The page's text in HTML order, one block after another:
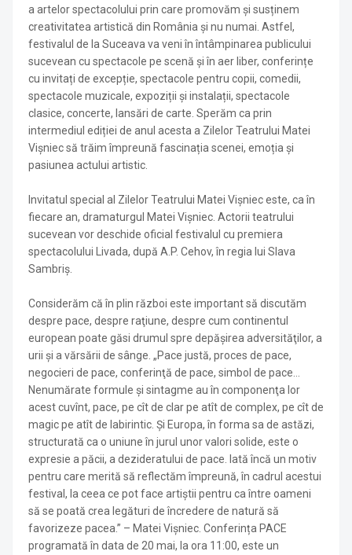
a artelor spectacolului prin care promovăm și susținem
creativitatea artistică din România și nu numai. Astfel,
festivalul de la Suceava va veni în întâmpinarea publicului
sucevean cu spectacole pe scenă și în aer liber, conferințe
cu invitați de excepție, spectacole pentru copii, comedii,
spectacole muzicale, expoziții și instalații, spectacole
clasice, concerte, lansări de carte. Sperăm ca prin
intermediul ediției de anul acesta a Zilelor Teatrului Matei
Vișniec să trăim împreună fascinația scenei, emoția și
pasiunea actului artistic.
Invitatul special al Zilelor Teatrului Matei Vișniec este, ca în
fiecare an, dramaturgul Matei Vișniec. Actorii teatrului
sucevean vor deschide oficial festivalul cu premiera
spectacolului Livada, după A.P. Cehov, în regia lui Slava
Sambriș.
Considerăm că în plin război este important să discutăm
despre pace, despre raţiune, despre cum continentul
european poate găsi drumul spre depăşirea adversităţilor, a
urii şi a vărsării de sânge. „Pace justă, proces de pace,
negocieri de pace, conferinţă de pace, simbol de pace…
Nenumărate formule şi sintagme au în componenţa lor
acest cuvînt, pace, pe cît de clar pe atît de complex, pe cît de
magic pe atît de labirintic. Şi Europa, în forma sa de astăzi,
structurată ca o uniune în jurul unor valori solide, este o
expresie a păcii, a dezideratului de pace. Iată încă un motiv
pentru care merită să reflectăm împreună, în cadrul acestui
festival, la ceea ce pot face artiştii pentru ca între oameni
să se poată crea legături de încredere de natură să
favorizeze pacea.” – Matei Vișniec. Conferința PACE
programată în data de 20 mai, la ora 11:00, este un